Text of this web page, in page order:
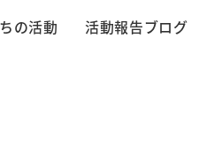
の活動 活動報告ブログ